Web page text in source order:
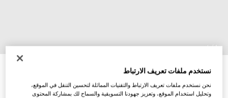
1
/
6
خاتم Gucci Link to Love مسامير ذهب 18
تنويعات ذهب أبيض عيار 18 قيراطاً
نستخدم ملفات تعريف الارتباط
نحن نستخدم ملفات تعريف الارتباط والتقنيات المماثلة لتحسين التنقل في الموقع،
وتحليل استخدام الموقع، وتعزيز جهودنا التسويقية والسماح لك بمشاركة المحتوى